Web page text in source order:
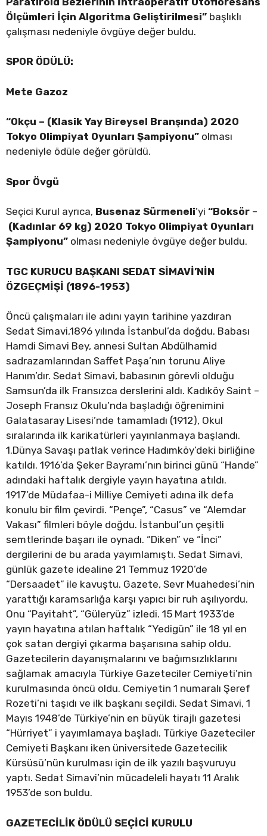
Ölçümleri İçin Algoritma Geliştirilmesi” başlıklı
çalışması nedeniyle övgüye değer buldu.
SPOR ÖDÜLÜ:
Mete Gazoz
“Okçu – (Klasik Yay Bireysel Branşında) 2020
Tokyo Olimpiyat Oyunları Şampiyonu” olması
nedeniyle ödüle değer görüldü.
Spor Övgü
Seçici Kurul ayrıca, Busenaz Sürmeneli’yi “Boksör –
(Kadınlar 69 kg) 2020 Tokyo Olimpiyat Oyunları
Şampiyonu” olması nedeniyle övgüye değer buldu.
TGC KURUCU BAŞKANI SEDAT SİMAVİ’NİN
ÖZGEÇMİŞİ (1896-1953)
Öncü çalışmaları ile adını yayın tarihine yazdıran
Sedat Simavi,1896 yılında İstanbul’da doğdu. Babası
Hamdi Simavi Bey, annesi Sultan Abdülhamid
sadrazamlarından Saffet Paşa’nın torunu Aliye
Hanım’dır. Sedat Simavi, babasının görevli olduğu
Samsun’da ilk Fransızca derslerini aldı. Kadıköy Saint –
Joseph Fransız Okulu’nda başladığı öğrenimini
Galatasaray Lisesi’nde tamamladı (1912), Okul
sıralarında ilk karikatürleri yayınlanmaya başlandı.
1.Dünya Savaşı patlak verince Hadımköy’deki birliğine
katıldı. 1916’da Şeker Bayramı’nın birinci günü “Hande”
adındaki haftalık dergiyle yayın hayatına atıldı.
1917’de Müdafaa-i Milliye Cemiyeti adına ilk defa
konulu bir film çevirdi. “Pençe”, “Casus” ve “Alemdar
Vakası” filmleri böyle doğdu. İstanbul’un çeşitli
semtlerinde başarı ile oynadı. “Diken” ve “İnci”
dergilerini de bu arada yayımlamıştı. Sedat Simavi,
günlük gazete idealine 21 Temmuz 1920’de
“Dersaadet” ile kavuştu. Gazete, Sevr Muahedesi’nin
yarattığı karamsarlığa karşı yapıcı bir ruh aşılıyordu.
Onu “Payitaht”, “Güleryüz” izledi. 15 Mart 1933’de
yayın hayatına atılan haftalık “Yedigün” ile 18 yıl en
çok satan dergiyi çıkarma başarısına sahip oldu.
Gazetecilerin dayanışmalarını ve bağımsızlıklarını
sağlamak amacıyla Türkiye Gazeteciler Cemiyeti’nin
kurulmasında öncü oldu. Cemiyetin 1 numaralı Şeref
Rozeti’ni taşıdı ve ilk başkanı seçildi. Sedat Simavi, 1
Mayıs 1948’de Türkiye’nin en büyük tirajlı gazetesi
“Hürriyet” i yayımlamaya başladı. Türkiye Gazeteciler
Cemiyeti Başkanı iken üniversitede Gazetecilik
Kürsüsü’nün kurulması için de ilk yazılı başvuruyu
yaptı. Sedat Simavi’nin mücadeleli hayatı 11 Aralık
1953’de son buldu.
GAZETECİLİK ÖDÜLÜ SEÇİCİ KURULU